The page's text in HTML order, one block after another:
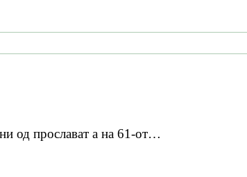
од прослават а на 61-от…